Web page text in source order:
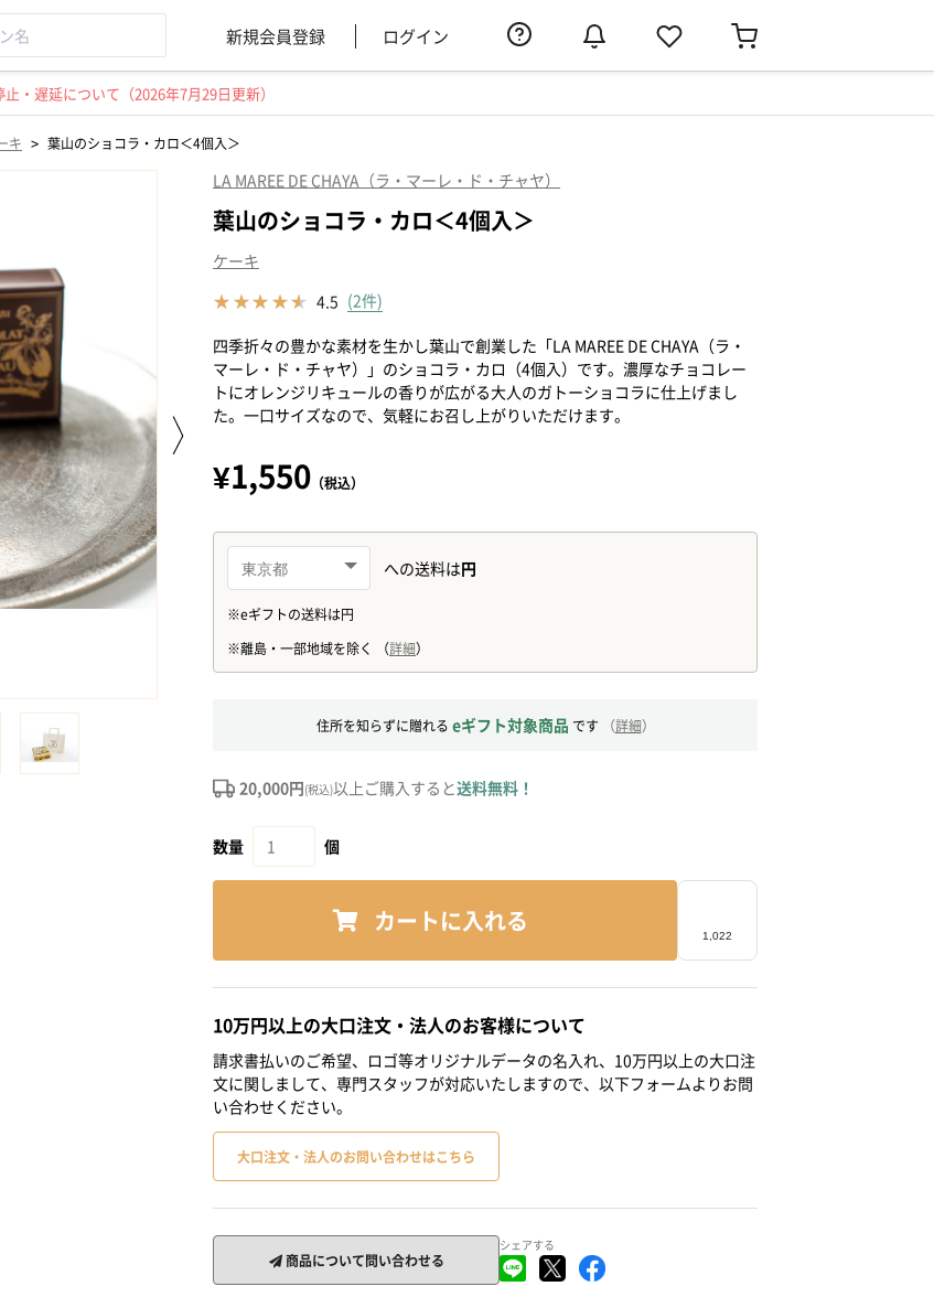
新規会員登録 ログイン
・遅延について（2026年7月29日更新）
キ > 葉山のショコラ・カロ＜4個入＞
LA MAREE DE CHAYA（ラ・マーレ・ド・チャヤ）
葉山のショコラ・カロ＜4個入＞
ケーキ
4.5 (2件)
四季折々の豊かな素材を生かし葉山で創業した「LA MAREE DE CHAYA（ラ・
マーレ・ド・チャヤ）」のショコラ・カロ（4個入）です。濃厚なチョコレー
トにオレンジリキュールの香りが広がる大人のガトーショコラに仕上げまし
た。一口サイズなので、気軽にお召し上がりいただけます。
¥1,550 （税込）
住所を知らずに贈れる eギフト対象商品 です （詳細）
20,000円(税込)以上ご購入すると送料無料！
数量 個
カートに入れる
10万円以上の大口注文・法人のお客様について
請求書払いのご希望、ロゴ等オリジナルデータの名入れ、10万円以上の大口注
文に関しまして、専門スタッフが対応いたしますので、以下フォームよりお問
い合わせください。
大口注文・法人のお問い合わせはこちら
商品について問い合わせる
シェアする